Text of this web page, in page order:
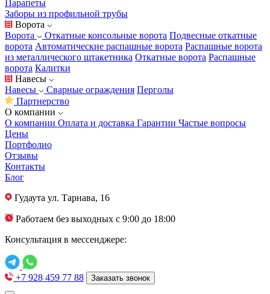
Парапеты
Заборы из профильной трубы
Ворота
Ворота
Откатные консольные ворота Подвесные откатные
ворота Автоматические распашные ворота Распашные ворота
из металлического штакетника Откатные ворота Распашные
ворота Калитки
Навесы
Навесы
Сварные ограждения Перголы
Партнерство
О компании
О компании Оплата и доставка Гарантии Частые вопросы
Цены
Портфолио
Отзывы
Контакты
Блог
Гудаута ул. Тарнава, 16
Работаем без выходных с 9:00 до 18:00
Консультация в мессенджере:
+7 928 459 77 88 Заказать звонок